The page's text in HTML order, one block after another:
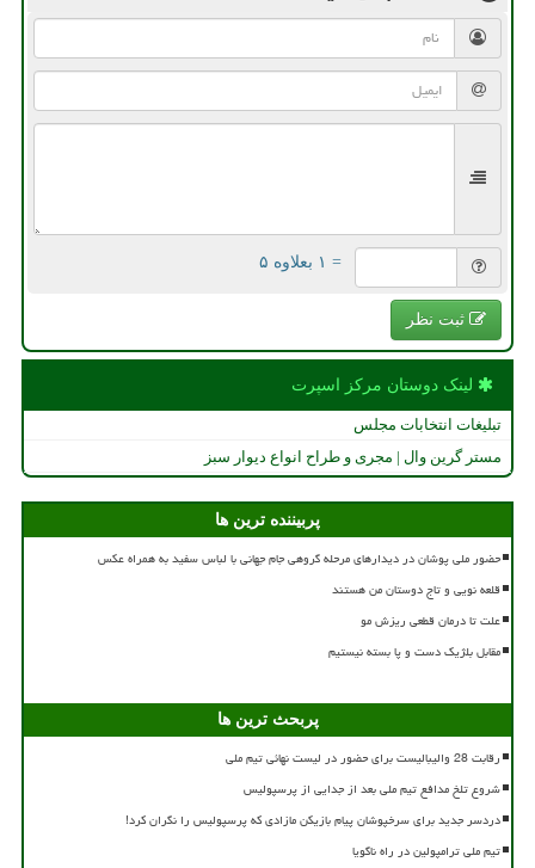
= ۱ بعلاوه ۵
ثبت نظر
لینک دوستان مركز اسپرت
تبلیغات انتخابات مجلس
مستر گرین وال | مجری و طراح انواع دیوار سبز
پربیننده ترین ها
حضور ملی پوشان در دیدارهای مرحله گروهی جام جهانی با لباس سفید به همراه عکس
قلعه نویی و تاج دوستان من هستند
علت تا درمان قطعی ریزش مو
مقابل بلژیک دست و پا بسته نیستیم
پربحث ترین ها
رقابت 28 والیبالیست برای حضور در لیست نهائی تیم ملی
شروع تلخ مدافع تیم ملی بعد از جدایی از پرسپولیس
دردسر جدید برای سرخپوشان پیام بازیکن مازادی که پرسپولیس را نگران کرد!
تیم ملی ترامپولین در راه ناگویا